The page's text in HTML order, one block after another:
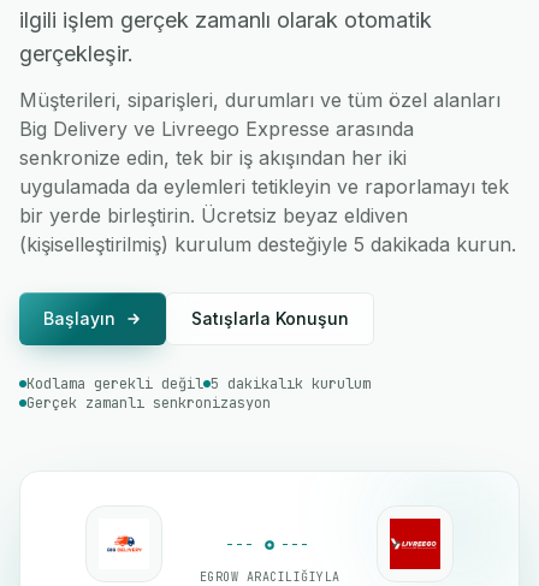
ilgili işlem gerçek zamanlı olarak otomatik
gerçekleşir.
Müşterileri, siparişleri, durumları ve tüm özel alanları
Big Delivery ve Livreego Expresse arasında
senkronize edin, tek bir iş akışından her iki
uygulamada da eylemleri tetikleyin ve raporlamayı tek
bir yerde birleştirin. Ücretsiz beyaz eldiven
(kişiselleştirilmiş) kurulum desteğiyle 5 dakikada kurun.
Başlayın Satışlarla Konuşun
Kodlama gerekli değil 5 dakikalık kurulum
Gerçek zamanlı senkronizasyon
EGROW ARACILIĞIYLA